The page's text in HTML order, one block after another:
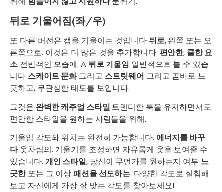
뒤로 기울어짐(좌/우)
또 다른 버전은 캡을 기울이는 것입니다 뒤로, 왼쪽 또는 오
른쪽으로. 이것은 더 많은 것을 추가합니다. 편안한, 쿨한 요
소 전반적인 모습에. A 뒤로 기울임 일반적으로 볼 수 있습
니다 스케이트 문화그리고 스트릿웨어 그리고 곧바로 느
긋하고, 무관심한 태도를 보입니다.
그것은 완벽한 캐주얼 스타일 트렌디한 룩을 유지하면서도
편안한 스타일을 원하는 사람들을 위해.
기울임 각도와 위치는 완전히 가능합니다. 에너지를 바꾸
다옷차림의. 기울기를 조정하면 자유롭게 옷을 보여줄 수
있습니다. 개인 스타일, 당신이 무언가를 원하는지 여부 느
긋한또는 그 이상패션을 선도하는. 다양한 각도로 실험해
보고 자신에게 가장 잘 맞는 각도를 찾아보세요!